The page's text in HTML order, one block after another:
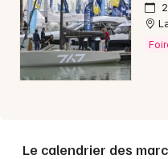
Le calendrier des